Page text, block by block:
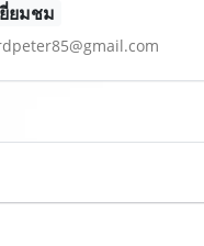
ยี่ยมชม